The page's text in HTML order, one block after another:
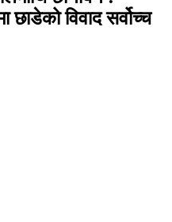
छाडेको विवाद सर्वोच्च